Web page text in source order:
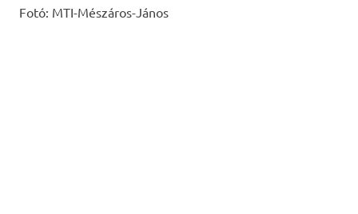
Fotó: MTI-Mészáros-János